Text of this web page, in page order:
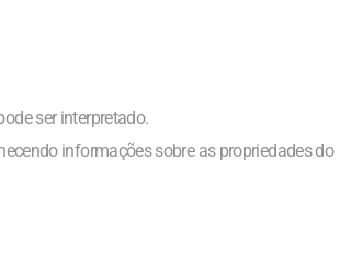
ser interpretado.
informações sobre as propriedades do